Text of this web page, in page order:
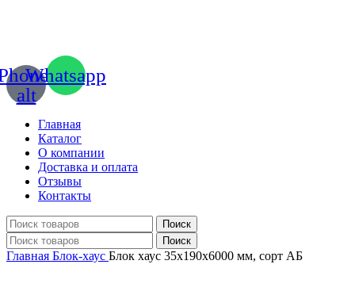
alt
Whatsapp
Главная
Каталог
О компании
Доставка и оплата
Отзывы
Контакты
Поиск
Поиск
Главная Блок-хаус Блок хаус 35х190х6000 мм, сорт АБ